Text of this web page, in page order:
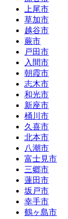
上尾市
草加市
越谷市
蕨市
戸田市
入間市
朝霞市
志木市
和光市
新座市
桶川市
久喜市
北本市
八潮市
富士見市
三郷市
蓮田市
坂戸市
幸手市
鶴ヶ島市